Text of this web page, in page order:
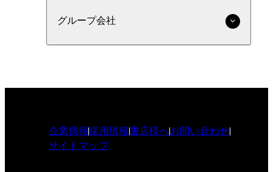
グループ会社
企業情報採用情報書店様へお問い合わせ
サイトマップ